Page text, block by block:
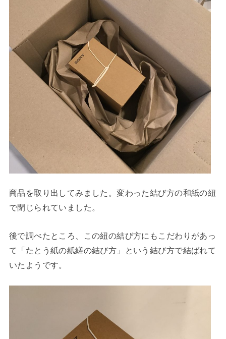
商品を取り出してみました。変わった結び方の和紙の紐
で閉じられていました。
後で調べたところ、この紐の結び方にもこだわりがあっ
て「たとう紙の紙縒の結び方」という結び方で結ばれて
いたようです。